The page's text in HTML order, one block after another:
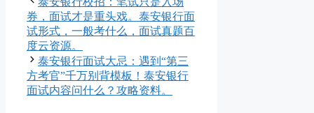
券，面试才是重头戏。泰安银行面
试形式，一般考什么，面试真题百
度云资源。
泰安银行面试大忌：遇到“第三
方考官”千万别背模板！泰安银行
面试内容问什么？攻略资料。